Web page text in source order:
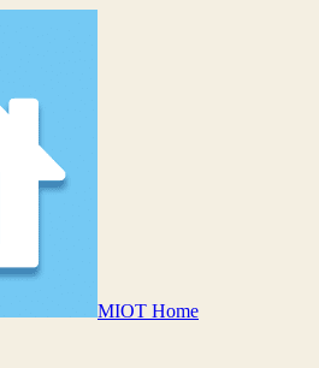
MIOT Home